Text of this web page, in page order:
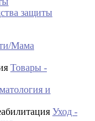
защиты
Мама
Товары -
и
Уход -